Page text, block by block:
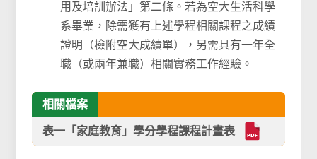
用及培訓辦法」第二條。若為空大生活科學
系畢業，除需獲有上述學程相關課程之成績
證明（檢附空大成績單），另需具有一年全
職（或兩年兼職）相關實務工作經驗。
相關檔案
表一「家庭教育」學分學程課程計畫表